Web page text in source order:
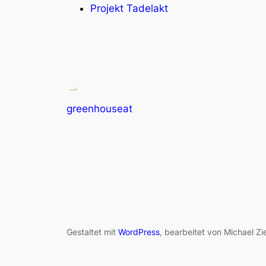
Projekt Tadelakt
greenhouseat
Gestaltet mit WordPress, bearbeitet von Michael